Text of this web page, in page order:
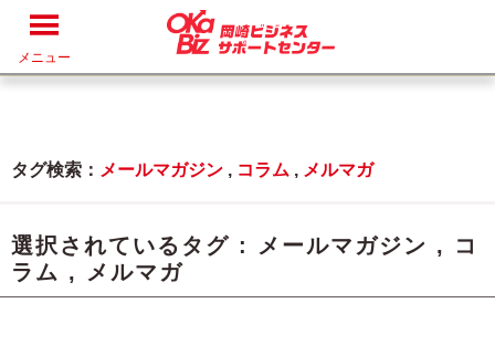
メニュー
タグ検索： メールマガジン , コラム , メルマガ
選択されているタグ : メールマガジン ,
コ
ラム , メルマガ